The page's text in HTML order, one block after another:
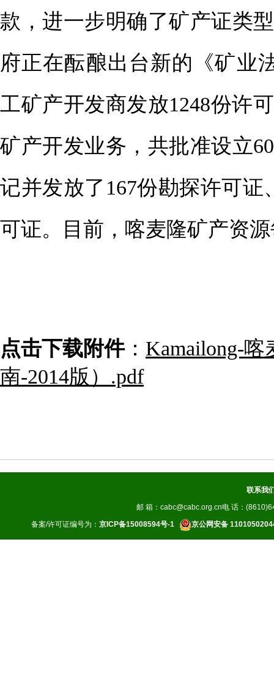
款，进一步明确了矿产证类
府正在酝酿出台新的《矿业
工矿产开发商发放1248份许
矿产开发业务，共批准设立
记并发放了167份勘探许可
可证。目前，喀麦隆矿产资
点击下载附件： Kamailong-喀
南-2014版） .pdf
联系我
邮 箱：cabc@cabc.org.cn电 话：
备案/许可证编号为： 京ICP备15008594号-1 京公网安备